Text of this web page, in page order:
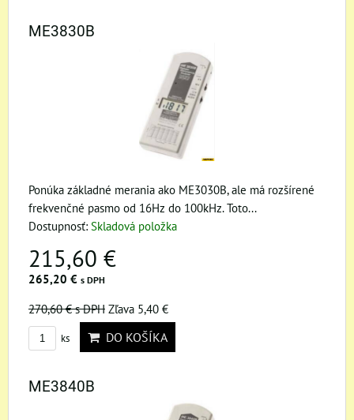
ME3830B
Ponúka základné merania ako ME3030B, ale má rozšírené
frekvenčné pasmo od 16Hz do 100kHz. Toto...
Dostupnosť: Skladová položka
215,60 €
265,20 € s DPH
270,60 €s DPH Zľava 5,40 €
ks DO KOŠÍKA
ME3840B